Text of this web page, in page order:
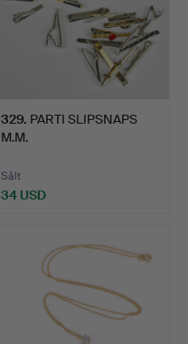
329. PARTI SLIPSNAPS
M.M.
Sålt
34 USD